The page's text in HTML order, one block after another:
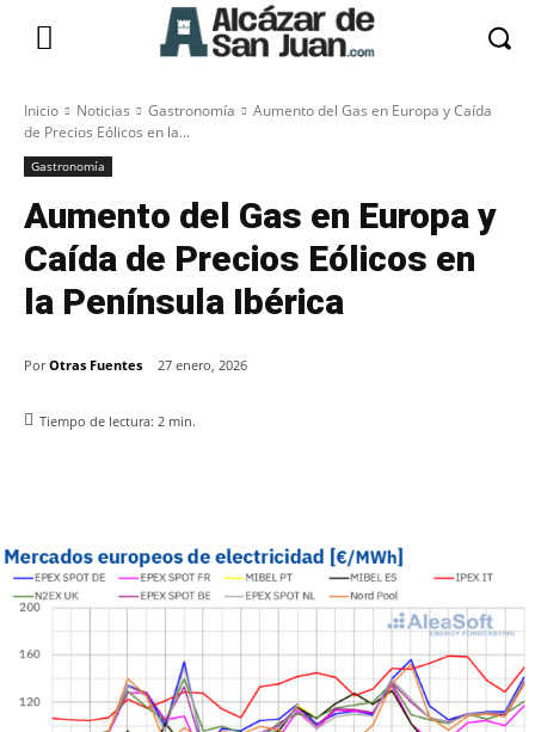
Inicio Noticias Gastronomía
Aumento del Gas en Europa y Caída
de Precios Eólicos en la...
Gastronomía
Aumento del Gas en Europa y
Caída de Precios Eólicos en
la Península Ibérica
Por Otras Fuentes 27 enero, 2026
Tiempo de lectura: 2 min.